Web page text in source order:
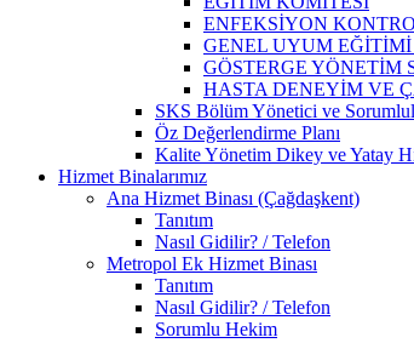
ENFEKSİYON
GENEL UYUM
GÖSTERGE YÖNETİM
HASTA DENEYİM VE
SKS Bölüm Yönetici ve
Öz Değerlendirme Planı
Kalite Yönetim Dikey ve Yatay
Hizmet Binalarımız
Ana Hizmet Binası (Çağdaşkent)
Tanıtım
Nasıl Gidilir? / Telefon
Metropol Ek Hizmet Binası
Tanıtım
Nasıl Gidilir? / Telefon
Sorumlu Hekim